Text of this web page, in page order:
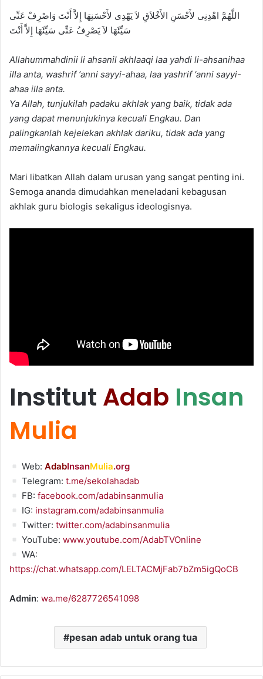
اللَّهُمَّ اهْدِنِى لأَحْسَنِ الأَخْلاَقِ لاَ يَهْدِى لأَحْسَنِهَا إِلاَّ أَنْتَ وَاصْرِفْ عَنِّى
سَيِّئَهَا لاَ يَصْرِفُ عَنِّى سَيِّئَهَا إِلاَّ أَنْتَ
Allahummahdinii li ahsanil akhlaaqi laa yahdi li-ahsanihaa
illa anta, washrif ‘anni sayyi-ahaa, laa yashrif ‘anni sayyi-
ahaa illa anta.
Ya Allah, tunjukilah padaku akhlak yang baik, tidak ada
yang dapat menunjukinya kecuali Engkau. Dan
palingkanlah kejelekan akhlak dariku, tidak ada yang
memalingkannya kecuali Engkau.
Mari libatkan Allah dalam urusan yang sangat penting ini.
Semoga ananda dimudahkan meneladani kebagusan
akhlak guru biologis sekaligus ideologisnya.
Institut Adab Insan
Mulia
Web:AdabInsanMulia.org
Telegram:t.me/sekolahadab
FB:facebook.com/adabinsanmulia
IG: instagram.com/adabinsanmulia
Twitter:twitter.com/adabinsanmulia
YouTube:www.youtube.com/AdabTVOnline
WA:
https://chat.whatsapp.com/LELTACMjFab7bZm5igQoCB
Admin: wa.me/6287726541098
pesan adab untuk orang tua